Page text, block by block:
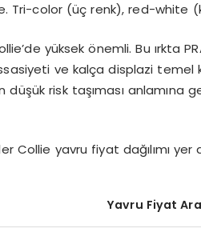
Tri-color (üç renk), red-white
yüksek önemli. Bu ırkta
ve kalça displazi
düşük risk taşıması
Collie yavru fiyat dağılımı yer
Yavru Fiyat